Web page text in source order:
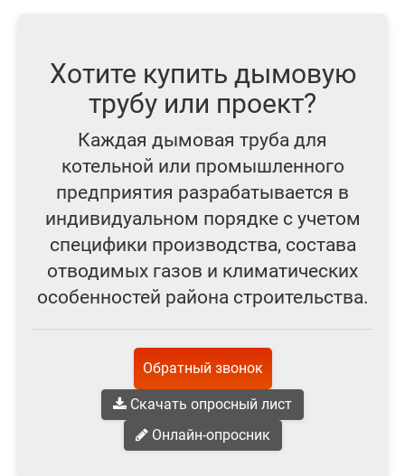
Хотите купить дымовую
трубу или проект?
Каждая дымовая труба для
котельной или промышленного
предприятия разрабатывается в
индивидуальном порядке с учетом
специфики производства, состава
отводимых газов и климатических
особенностей района строительства.
Обратный звонок
Скачать опросный лист
Онлайн-опросник